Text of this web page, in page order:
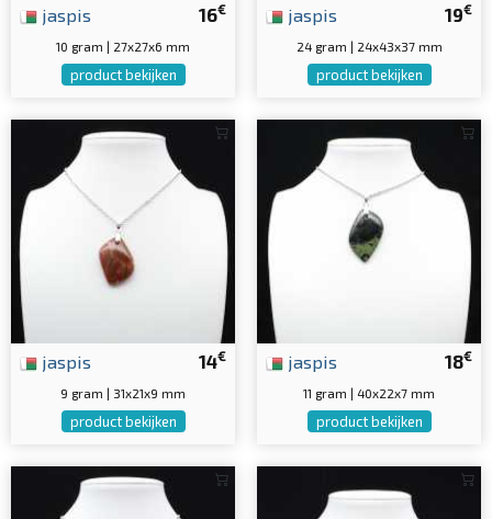
16€
jaspis
10 gram | 27x27x6 mm
product bekijken
19€
jaspis
24 gram | 24x43x37 mm
product bekijken
14€
jaspis
9 gram | 31x21x9 mm
product bekijken
18€
jaspis
11 gram | 40x22x7 mm
product bekijken